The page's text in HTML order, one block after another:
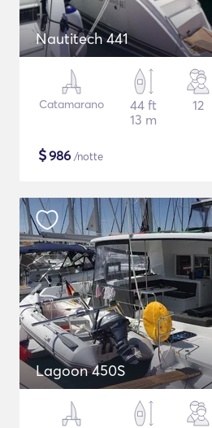
Nautitech 441
Catamarano
44 ft
13 m
12
$986 /notte
Lagoon 450S